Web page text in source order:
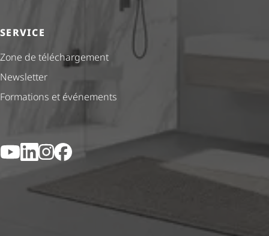
SERVICE
Zone de téléchargement
Newsletter
Formations et événements
YouTubeLinkedIn
Instagram
Facebook